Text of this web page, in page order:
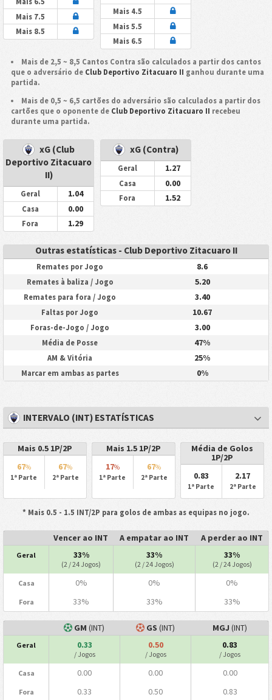
Mais 7.5
Mais 8.5
Mais 4.5
Mais 5.5
Mais 6.5
Mais de 2,5 ~ 8,5 Cantos Contra são calculados a partir dos cantos
que o adversário de Club Deportivo Zitacuaro II ganhou durante uma
partida.
Mais de 0,5 ~ 6,5 cartões do adversário são calculados a partir dos
cartões que o oponente de Club Deportivo Zitacuaro II recebeu
durante uma partida.
xG (Club
Deportivo Zitacuaro
II)
Geral 1.04
Casa 0.00
Fora 1.29
xG (Contra)
Geral 1.27
Casa 0.00
Fora 1.52
Outras estatísticas - Club Deportivo Zitacuaro II
Remates por Jogo 8.6
Remates à baliza / Jogo 5.20
Remates para fora / Jogo 3.40
Faltas por Jogo 10.67
Foras-de-Jogo / Jogo 3.00
Média de Posse 47%
AM & Vitória 25%
Marcar em ambas as partes 0%
INTERVALO (INT) ESTATÍSTICAS
Mais 0.5 1P/2P
67%
1ª Parte
67%
2ª Parte
Mais 1.5 1P/2P
17%
1ª Parte
67%
2ª Parte
Média de Golos
1P/2P
0.83
1ª Parte
2.17
2ª Parte
* Mais 0.5 - 1.5 INT/2P para golos de ambas as equipas no jogo.
Vencer ao INT A empatar ao INT A perder ao INT
Geral 33%
(2 / 24 Jogos)
33%
(2 / 24 Jogos)
33%
(2 / 24 Jogos)
Casa 0% 0% 0%
Fora 33% 33% 33%
GM (INT) GS (INT) MGJ (INT)
Geral 0.33
/ Jogos
0.50
/ Jogos
0.83
/ Jogos
Casa 0.00 0.00 0.00
Fora 0.33 0.50 0.83